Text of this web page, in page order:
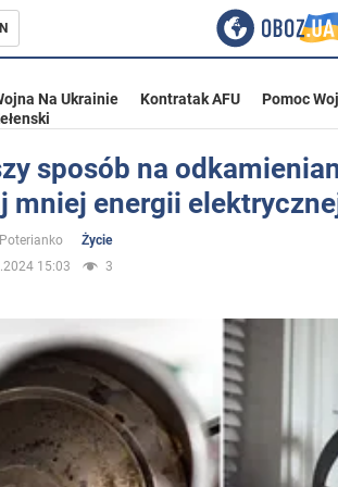
Ukrainie
Na Ukrainie Kontratak AFU Pomoc
sposób na
mniej energii
Życie
15:03
3